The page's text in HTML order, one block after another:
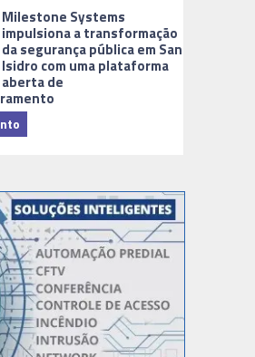
Milestone Systems
impulsiona a transformação
da segurança pública em San
Isidro com uma plataforma
aberta de